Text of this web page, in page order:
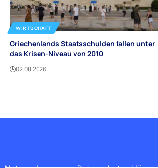
WIRTSCHAFT
Griechenlands Staatsschulden fallen unter
das Krisen-Niveau von 2010
02.08.2026